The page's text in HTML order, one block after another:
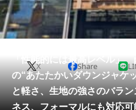
住まい
動物
メディア
注目記事を集めた総合ページ
「性能的には最高レベル」
の“あたたかいダウンジャ
と軽さ、生地の強さのバラ
ネス、フォーマルにも対応可
X Share